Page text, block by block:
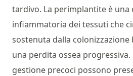
tardivo. La perimplantite è una
infiammatoria dei tessuti che
sostenuta dalla
una perdita ossea progressiva.
gestione precoci possono